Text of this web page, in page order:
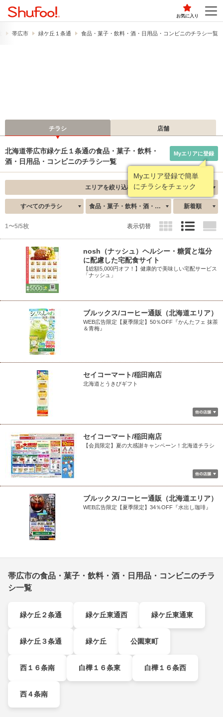
お気に入り
帯広市 緑ケ丘１条通 食品・菓子・飲料・酒・日用品・コンビニのチラシ一覧
チラシ 店舗
北海道帯広市緑ケ丘１条通の食品・菓子・飲料・
酒・日用品・コンビニのチラシ一覧
Myエリア登録で簡単
にチラシをチェック
Myエリアに登録
エリアを絞り込む
すべてのチラシ 食品・菓子・飲料・酒・日用品・コンビニ 新着順
1〜5/5枚 表示切替
nosh（ナッシュ）ヘルシー・糖質と塩分
に配慮した宅配食サイト
【総額5,000円オフ！】健康的で美味しい宅配サービス
「ナッシュ」
ブルックス/コーヒー通販（北海道エリア）
WEB広告限定【夏季限定】50％OFF『かんたフェ 抹茶
＆青梅』
セイコーマート/稲田南店
北海道とうきびギフト
セイコーマート/稲田南店
【会員限定】夏の大感謝キャンペーン！北海道チラシ
ブルックス/コーヒー通販（北海道エリア）
WEB広告限定【夏季限定】34％OFF『水出し珈琲』
帯広市の食品・菓子・飲料・酒・日用品・コンビニのチラ
シ一覧
緑ケ丘２条通 緑ケ丘東通西 緑ケ丘東通東
緑ケ丘３条通 緑ケ丘 公園東町
西１６条南 白樺１６条東 白樺１６条西
西４条南